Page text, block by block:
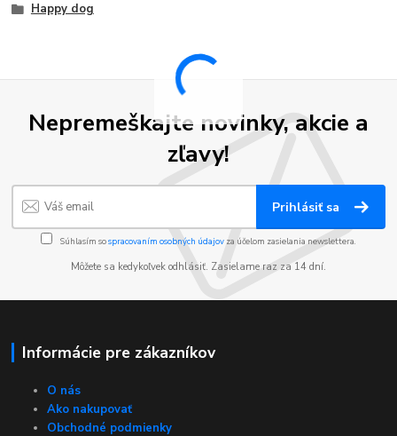
Happy dog
Nepremeškajte novinky, akcie a
zľavy!
Prihlásiť sa
Súhlasím sospracovaním osobných údajov za účelom zasielania newslettera.
Môžete sa kedykoľvek odhlásiť. Zasielame raz za 14 dní.
Informácie pre zákazníkov
O nás
Ako nakupovať
Obchodné podmienky